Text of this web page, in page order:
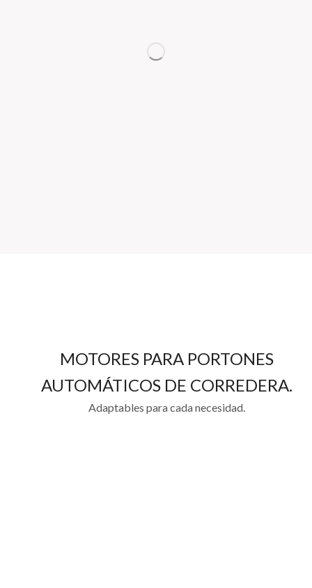
MOTORES PARA PORTONES
AUTOMÁTICOS DE CORREDERA.
Adaptables para cada necesidad.